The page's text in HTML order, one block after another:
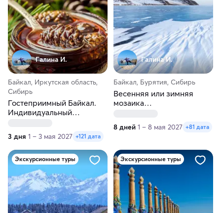
Галина И.
Байкал, Иркутская область,
Сибирь
Гостеприимный Байкал.
Индивидуальный
3 дня 1 – 3 мая 2027 +121 дата
Галина И.
Байкал, Бурятия, Сибирь
Весенняя или зимняя
мозаика
8 дней 1 – 8 мая 2027 +81 дата
Экскурсионные туры Экскурсионные туры